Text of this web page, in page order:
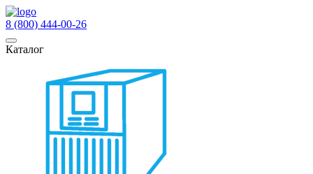
8 (800) 444-00-26
Каталог